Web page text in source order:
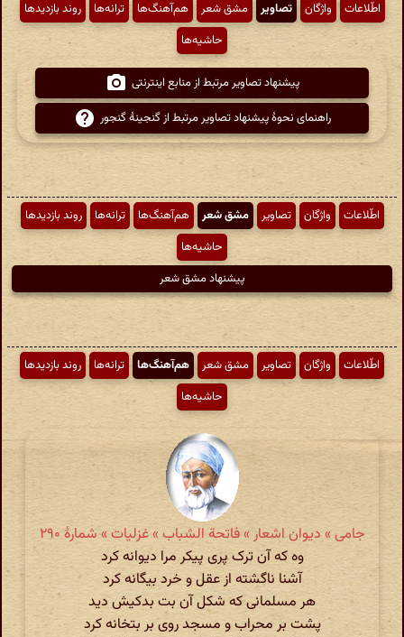
اطّلاعات واژگان تصاویر مشق شعر هم‌آهنگ‌ها ترانه‌ها
روند بازدیدها
حاشیه‌ها
پیشنهاد تصاویر مرتبط از منابع اینترنتی
راهنمای نحوهٔ پیشنهاد تصاویر مرتبط از گنجینهٔ گنجور
اطّلاعات واژگان تصاویر مشق شعر هم‌آهنگ‌ها ترانه‌ها
روند بازدیدها
حاشیه‌ها
پیشنهاد مشق شعر
اطّلاعات واژگان تصاویر مشق شعر هم‌آهنگ‌ها ترانه‌ها
روند بازدیدها
حاشیه‌ها
جامی » دیوان اشعار » فاتحة الشباب » غزلیات » شمارهٔ ۲۹۰
وه که آن ترک پری پیکر مرا دیوانه کرد
آشنا ناگشته از عقل و خرد بیگانه کرد
هر مسلمانی که شکل آن بت بدکیش دید
پشت بر محراب و مسجد روی بر بتخانه کرد